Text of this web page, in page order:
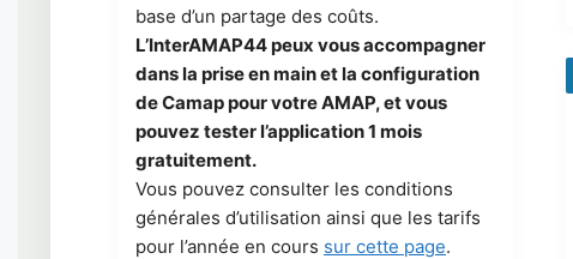
base d’un partage des coûts.
L’InterAMAP44 peux vous accompagner
dans la prise en main et la configuration
de Camap pour votre AMAP, et vous
pouvez tester l’application 1 mois
gratuitement.
Vous pouvez consulter les conditions
générales d’utilisation ainsi que les tarifs
pour l’année en cours sur cette page.